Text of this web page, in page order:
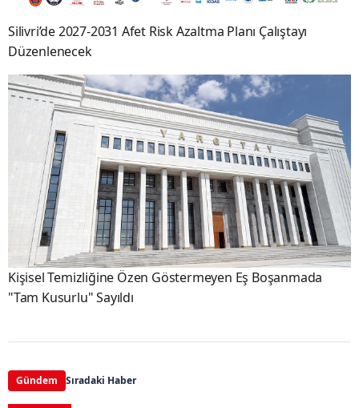
Silivri’de 2027-2031 Afet Risk Azaltma Planı Çalıştayı
Düzenlenecek
Kişisel Temizliğine Özen Göstermeyen Eş Boşanmada
"Tam Kusurlu" Sayıldı
Gündem Sıradaki Haber